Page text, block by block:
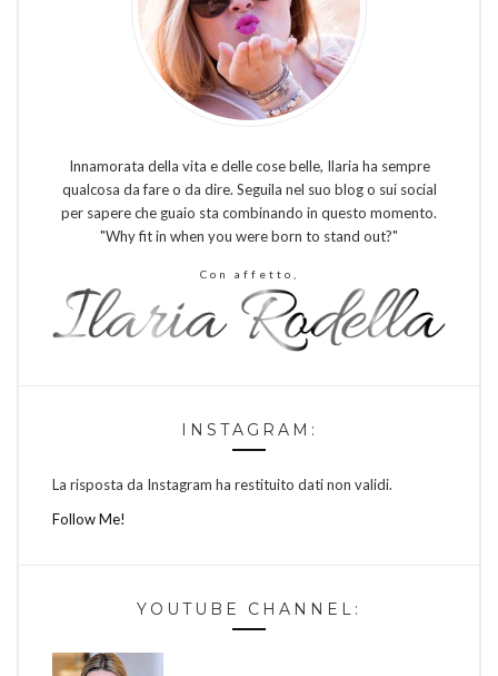
Innamorata della vita e delle cose belle, Ilaria ha sempre
qualcosa da fare o da dire. Seguila nel suo blog o sui social
per sapere che guaio sta combinando in questo momento.
"Why fit in when you were born to stand out?"
Con affetto,
INSTAGRAM:
La risposta da Instagram ha restituito dati non validi.
Follow Me!
YOUTUBE CHANNEL: